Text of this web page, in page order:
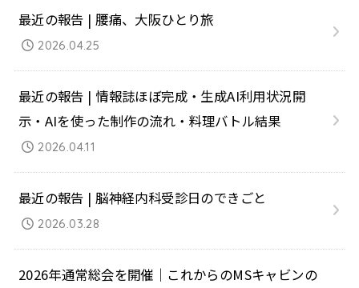
最近の報告 | 腰痛、大阪ひとり旅
2026.04.25
最近の報告 | 情報誌ほぼ完成・生成AI利用状況開
示・AIを使った制作の流れ・料理バトル結果
2026.04.11
最近の報告 | 脳神経内科受診日のできごと
2026.03.28
2026年通常総会を開催｜これからのMSキャビンの